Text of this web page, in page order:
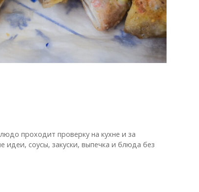
проходит проверку на кухне и за
соусы, закуски, выпечка и блюда без